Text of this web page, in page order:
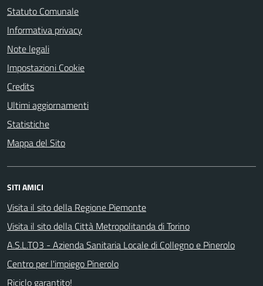
Statuto Comunale
Informativa privacy
Note legali
Impostazioni Cookie
Credits
Ultimi aggiornamenti
Statistiche
Mappa del Sito
SITI AMICI
Visita il sito della Regione Piemonte
Visita il sito della Città Metropolitanda di Torino
A.S.L.TO3 - Azienda Sanitaria Locale di Collegno e Pinerolo
Centro per l'impiego Pinerolo
Riciclo garantito!